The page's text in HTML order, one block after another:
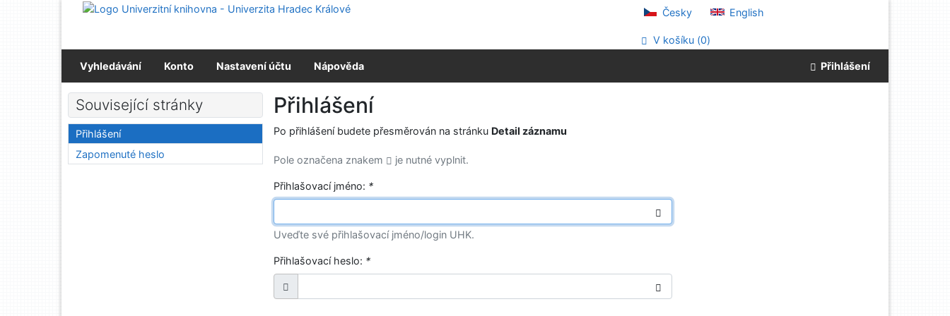
Přejít na obsah
Česky English
V košíku (0)
Vyhledávání Konto Nastavení účtu Nápověda Přihlášení
Přihlášení
Po přihlášení budete přesměrován na stránku Detail záznamu
Pole označena znakem je nutné vyplnit.
Přihlašovací jméno: *
Uveďte své přihlašovací jméno/login UHK.
Přihlašovací heslo: *
Související stránky
Přihlášení
Zapomenuté heslo